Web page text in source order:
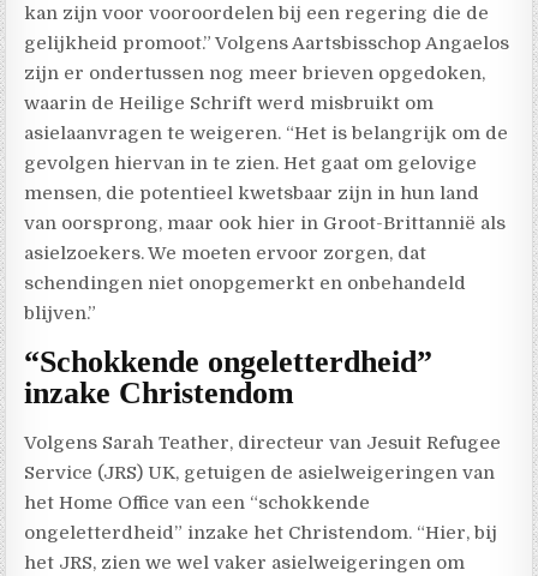
kan zijn voor vooroordelen bij een regering die de
gelijkheid promoot.” Volgens Aartsbisschop Angaelos
zijn er ondertussen nog meer brieven opgedoken,
waarin de Heilige Schrift werd misbruikt om
asielaanvragen te weigeren. “Het is belangrijk om de
gevolgen hiervan in te zien. Het gaat om gelovige
mensen, die potentieel kwetsbaar zijn in hun land
van oorsprong, maar ook hier in Groot-Brittannië als
asielzoekers. We moeten ervoor zorgen, dat
schendingen niet onopgemerkt en onbehandeld
blijven.”
“Schokkende ongeletterdheid”
inzake Christendom
Volgens Sarah Teather, directeur van Jesuit Refugee
Service (JRS) UK, getuigen de asielweigeringen van
het Home Office van een “schokkende
ongeletterdheid” inzake het Christendom. “Hier, bij
het JRS, zien we wel vaker asielweigeringen om